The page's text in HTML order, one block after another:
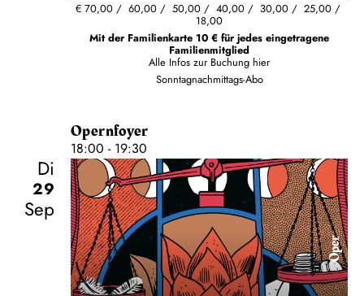
€ 70,00 60,00 50,00 40,00 30,00 25,00
18,00
Mit der Familienkarte 10 € für jedes eingetragene
Familienmitglied
Alle Infos zur Buchung hier
Sonntagnachmittags-Abo
Opernfoyer
18:00 - 19:30
Di
29
Sep
Oper